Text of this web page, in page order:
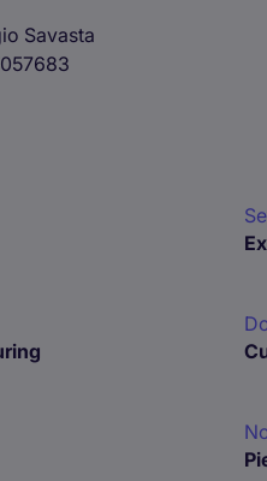
Savasta